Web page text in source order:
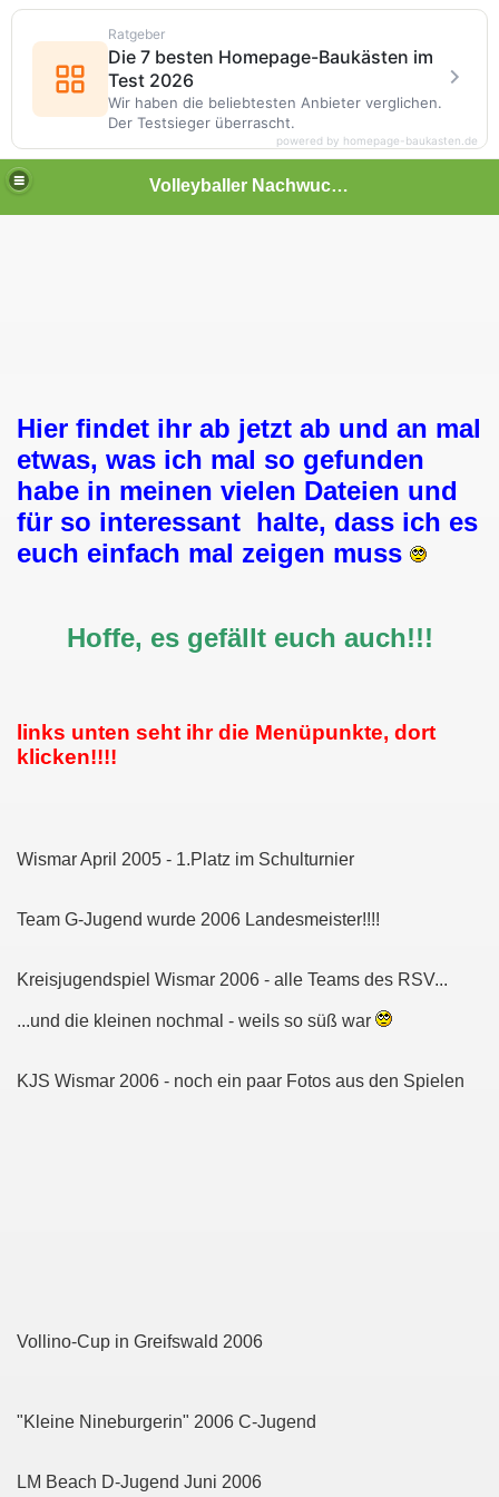
Volleyballer Nachwuchs männlich Rehnaer SV
Hier findet ihr ab jetzt ab und an mal
etwas, was ich mal so gefunden
habe in meinen vielen Dateien und
für so interessant halte, dass ich es
euch einfach mal zeigen muss
Hoffe, es gefällt euch auch!!!
links unten seht ihr die Menüpunkte, dort
klicken!!!!
Wismar April 2005 - 1.Platz im Schulturnier
Team G-Jugend wurde 2006 Landesmeister!!!!
Kreisjugendspiel Wismar 2006 - alle Teams des RSV...
...und die kleinen nochmal - weils so süß war
KJS Wismar 2006 - noch ein paar Fotos aus den Spielen
Vollino-Cup in Greifswald 2006
"Kleine Nineburgerin" 2006 C-Jugend
LM Beach D-Jugend Juni 2006
Ratgeber
Die 7 besten Homepage-Baukästen im
Test 2026
Wir haben die beliebtesten Anbieter verglichen.
Der Testsieger überrascht.
powered by homepage-baukasten.de